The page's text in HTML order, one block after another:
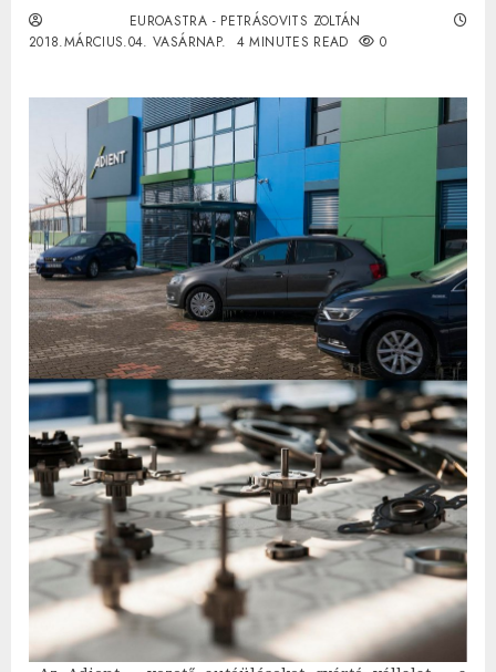
EUROASTRA - PETRÁSOVITS ZOLTÁN
2018.MÁRCIUS.04. VASÁRNAP.
4 MINUTES READ 0